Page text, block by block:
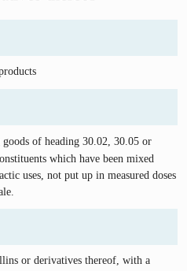
of heading 30.02, 30.05 or
which have been mixed
uses, not put up in measured doses
or derivatives thereof, with a